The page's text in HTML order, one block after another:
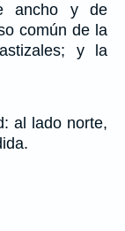
ancho y de
común de la
y la
al lado norte,